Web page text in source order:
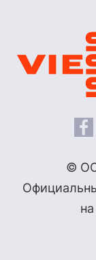
©